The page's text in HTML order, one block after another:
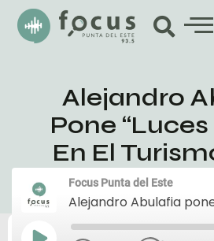
Alejandro
Pone “luces
En El
Focus Punta del Este